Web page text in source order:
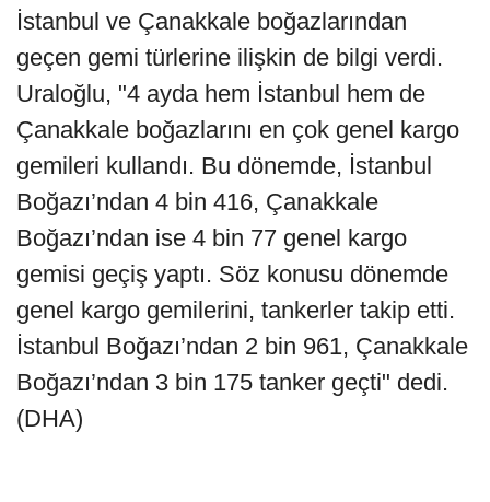
İstanbul ve Çanakkale boğazlarından
geçen gemi türlerine ilişkin de bilgi verdi.
Uraloğlu, "4 ayda hem İstanbul hem de
Çanakkale boğazlarını en çok genel kargo
gemileri kullandı. Bu dönemde, İstanbul
Boğazı’ndan 4 bin 416, Çanakkale
Boğazı’ndan ise 4 bin 77 genel kargo
gemisi geçiş yaptı. Söz konusu dönemde
genel kargo gemilerini, tankerler takip etti.
İstanbul Boğazı’ndan 2 bin 961, Çanakkale
Boğazı’ndan 3 bin 175 tanker geçti" dedi.
(DHA)